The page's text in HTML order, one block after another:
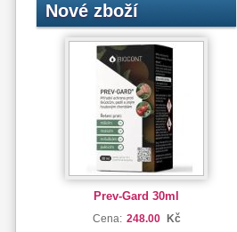
Nové zboží
Prev-Gard 30ml
Cena: 248.00 Kč